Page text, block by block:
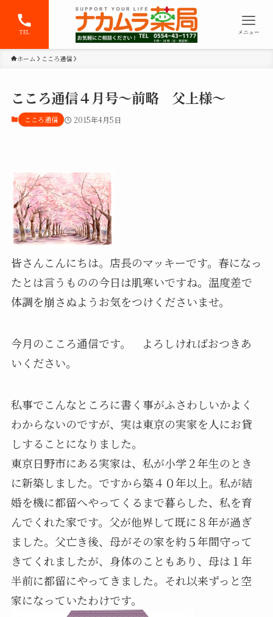
TEL メニュー
ホーム こころ通信
こころ通信４月号～前略 父上様～
こころ通信 2015年4月5日
皆さんこんにちは。店長のマッキーです。春になっ
たとは言うものの今日は肌寒いですね。温度差で
体調を崩さぬようお気をつけくださいませ。
今月のこころ通信です。 よろしければおつきあ
いください。
私事でこんなところに書く事がふさわしいかよく
わからないのですが、実は東京の実家を人にお貸
しすることになりました。
東京日野市にある実家は、私が小学２年生のとき
に新築しました。ですから築４０年以上。私が結
婚を機に都留へやってくるまで暮らした、私を育
んでくれた家です。父が他界して既に８年が過ぎ
ました。父亡き後、母がその家を約５年間守って
きてくれましたが、身体のこともあり、母は１年
半前に都留にやってきました。それ以来ずっと空
家になっていたわけです。